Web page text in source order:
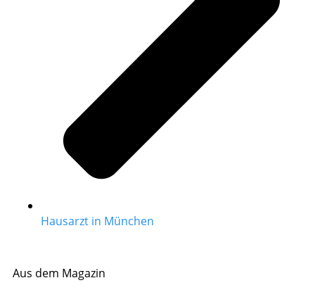
Hausarzt in München
Aus dem Magazin